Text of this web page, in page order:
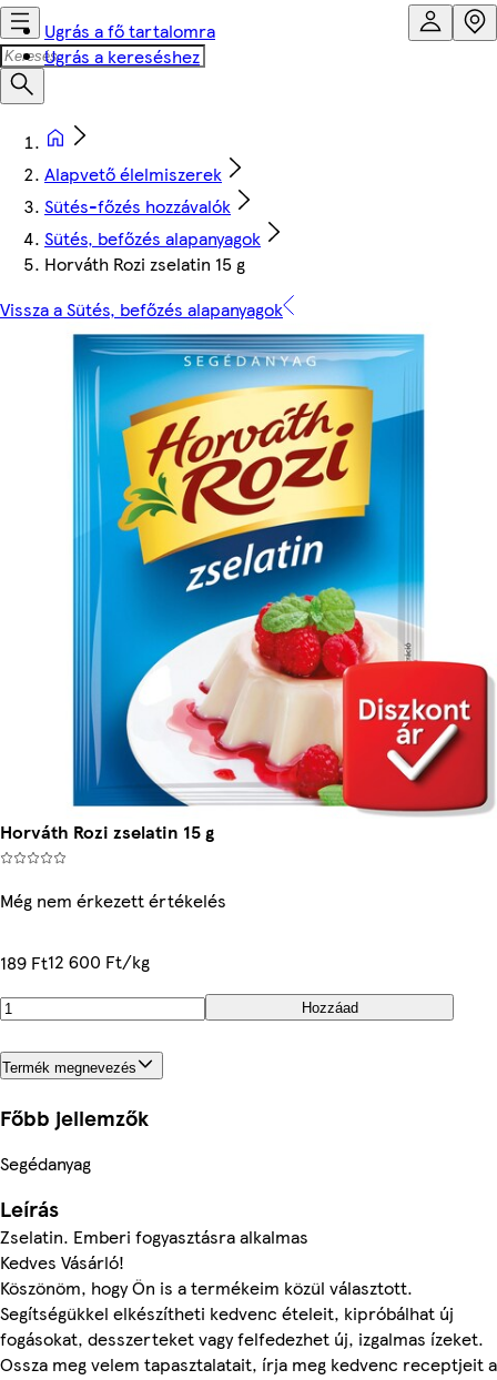
Ugrás a fő tartalomra
Ugrás a kereséshez
Alapvető élelmiszerek
Sütés-főzés hozzávalók
Sütés, befőzés alapanyagok
Horváth Rozi zselatin 15 g
Vissza a Sütés, befőzés alapanyagok
Horváth Rozi zselatin 15 g
Még nem érkezett értékelés
189 Ft12 600 Ft/kg
Hozzáad
Termék megnevezés
Főbb jellemzők
Segédanyag
Leírás
Zselatin. Emberi fogyasztásra alkalmas
Kedves Vásárló!
Köszönöm, hogy Ön is a termékeim közül választott.
Segítségükkel elkészítheti kedvenc ételeit, kipróbálhat új
fogásokat, desszerteket vagy felfedezhet új, izgalmas ízeket.
Ossza meg velem tapasztalatait, írja meg kedvenc receptjeit a